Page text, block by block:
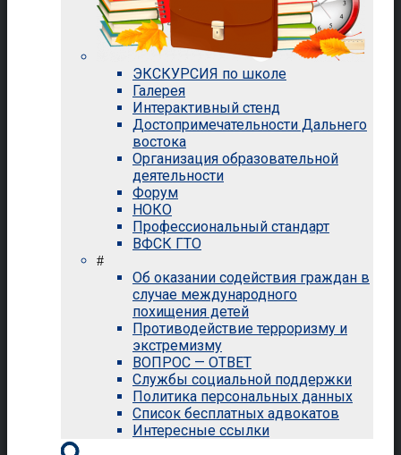
ЭКСКУРСИЯ по школе
Галерея
Интерактивный стенд
Достопримечательности Дальнего
востока
Организация образовательной
деятельности
Форум
НОКО
Профессиональный стандарт
ВФСК ГТО
#
Об оказании содействия граждан в
случае международного
похищения детей
Противодействие терроризму и
экстремизму
ВОПРОС — ОТВЕТ
Службы социальной поддержки
Политика персональных данных
Список бесплатных адвокатов
Интересные ссылки